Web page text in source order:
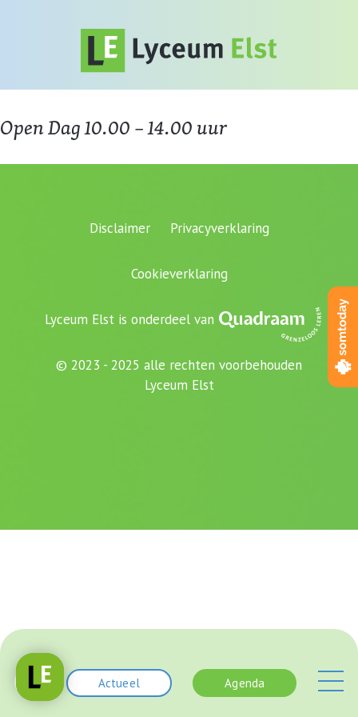
Actueel Agenda
Open Dag 10.00 – 14.00 uur
Disclaimer Privacyverklaring
Cookieverklaring
Lyceum Elst is onderdeel van
© 2023 - 2025 alle rechten voorbehouden
Lyceum Elst